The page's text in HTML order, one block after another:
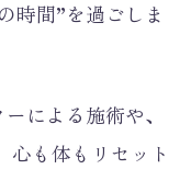
時間”を過ごしま
による施術や、
心も体もリセット